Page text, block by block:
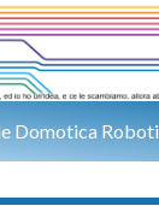
Domotica